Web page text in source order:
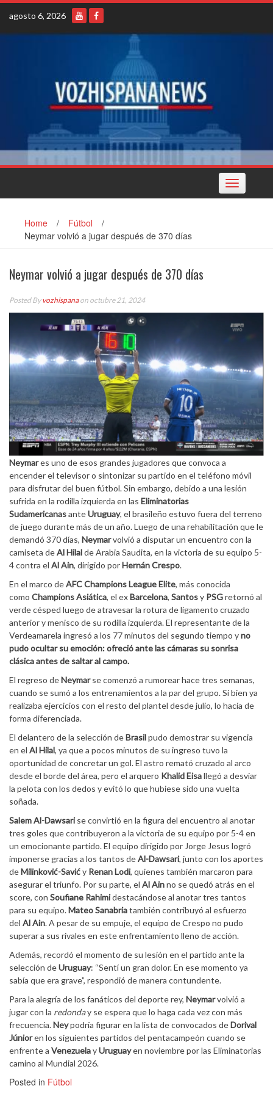
Skip
content
agosto 6, 2026
Toggle
navigation
Home / Fútbol
/
Neymar volvió a jugar después de 370 días
Neymar volvió a jugar después de 370 días
Posted Byvozhispanaon octubre 21, 2024
Neymares uno de esos grandes jugadores que convoca a
encender el televisor o sintonizar su partido en el teléfono móvil
para disfrutar del buen fútbol. Sin embargo, debido a una lesión
sufrida en la rodilla izquierda en las Eliminatorias
SudamericanasanteUruguay, el brasileño estuvo fuera del terreno
de juego durante más de un año. Luego de una rehabilitación que le
demandó 370 días, Neymarvolvió a disputar un encuentro con la
camiseta deAl Hilalde Arabia Saudita, en la victoria de su equipo 5-
4 contra el Al Ain, dirigido porHernán Crespo.
En el marco deAFC Champions League Elite, más conocida
como Champions Asiática, el exBarcelona, Santosy PSGretornó al
verde césped luego de atravesar la rotura de ligamento cruzado
anterior y menisco de su rodilla izquierda. El representante de la
Verdeamarela ingresó a los 77 minutos del segundo tiempo yno
pudo ocultar su emoción: ofreció ante las cámaras su sonrisa
clásica antes de saltar al campo.
El regreso deNeymarse comenzó a rumorear hace tres semanas,
cuando se sumó a los entrenamientos a la par del grupo. Si bien ya
realizaba ejercicios con el resto del plantel desde julio, lo hacía de
forma diferenciada.
El delantero de la selección deBrasilpudo demostrar su vigencia
en el Al Hilal, ya que a pocos minutos de su ingreso tuvo la
oportunidad de concretar un gol. El astro remató cruzado al arco
desde el borde del área, pero el arquero Khalid Eisallegó a desviar
la pelota con los dedos y evitó lo que hubiese sido una vuelta
soñada.
Salem Al-Dawsarise convirtió en la figura del encuentro al anotar
tres goles que contribuyeron a la victoria de su equipo por 5-4 en
un emocionante partido. El equipo dirigido por Jorge Jesus logró
imponerse gracias a los tantos deAl-Dawsari, junto con los aportes
deMilinković-Savićy Renan Lodi, quienes también marcaron para
asegurar el triunfo. Por su parte, el Al Ainno se quedó atrás en el
score, con Soufiane Rahimidestacándose al anotar tres tantos
para su equipo.Mateo Sanabriatambién contribuyó al esfuerzo
del Al Ain. A pesar de su empuje, el equipo de Crespo no pudo
superar a sus rivales en este enfrentamiento lleno de acción.
Además, recordó el momento de su lesión en el partido ante la
selección deUruguay: “Sentí un gran dolor. En ese momento ya
sabía que era grave”, respondió de manera contundente.
Para la alegría de los fanáticos del deporte rey, Neymarvolvió a
jugar con la redonday se espera que lo haga cada vez con más
frecuencia.Neypodría figurar en la lista de convocados deDorival
Júnioren los siguientes partidos del pentacampeón cuando se
enfrente a VenezuelayUruguayen noviembre por las Eliminatorias
camino al Mundial 2026.
Posted in Fútbol